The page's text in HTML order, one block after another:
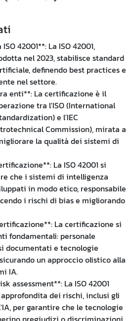
42001**: La ISO 42001,
nel 2023, stabilisce standard
definendo best practices e
nel settore.
enti**: La certificazione è il
tra l'ISO (International
e l'IEC
Commission), mirata a
la qualità dei sistemi di
La ISO 42001 si
che i sistemi di intelligenza
in modo etico, responsabile
i rischi di bias e migliorando
La certificazione si
fondamentali: personale
documentati e tecnologie
un approccio olistico alla
IA.
assessment**: La ISO 42001
dei rischi, inclusi gli
per garantire che le tecnologie